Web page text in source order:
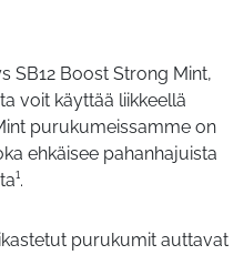
SB12 Boost Strong Mint,
voit käyttää liikkeellä
purukumeissamme on
ehkäisee pahanhajuista
purukumit auttavat